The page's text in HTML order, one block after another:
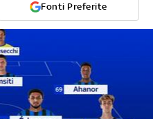
Fonti Preferite